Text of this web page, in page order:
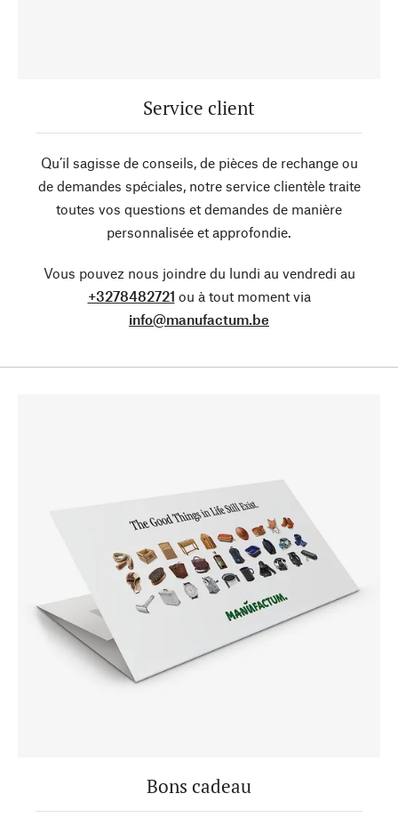
Service client
Qu’il sagisse de conseils, de pièces de rechange ou
de demandes spéciales, notre service clientèle traite
toutes vos questions et demandes de manière
personnalisée et approfondie.
Vous pouvez nous joindre du lundi au vendredi au
+3278482721 ou à tout moment via
info@manufactum.be
Bons cadeau